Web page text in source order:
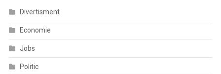
Divertisment
Economie
Jobs
Politic